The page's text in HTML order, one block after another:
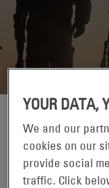
YOUR DATA,
We and our
cookies on our
provide social
traffic. Click